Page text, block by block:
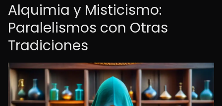
Alquimia y Misticismo:
Paralelismos con Otras
Tradiciones